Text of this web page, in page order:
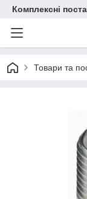
Комплексні
Товари та